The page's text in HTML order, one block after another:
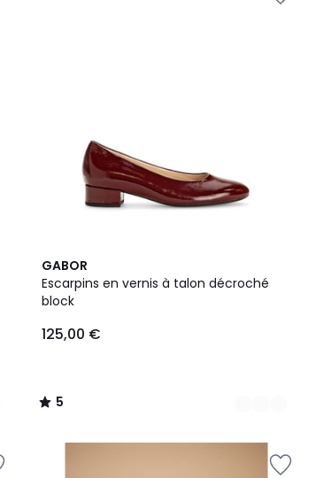
GABOR
Escarpins en vernis à talon décroché
block
125,00 €
5
/
5
2
Couleurs
5
/